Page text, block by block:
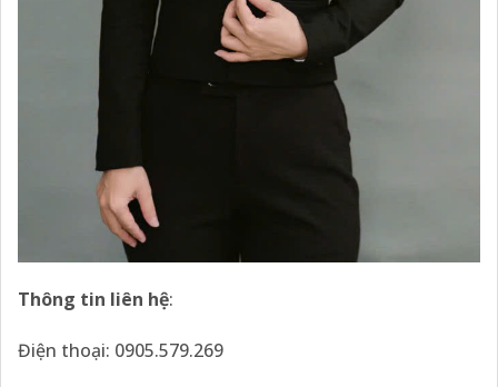
Thông tin liên hệ:
Điện thoại: 0905.579.269